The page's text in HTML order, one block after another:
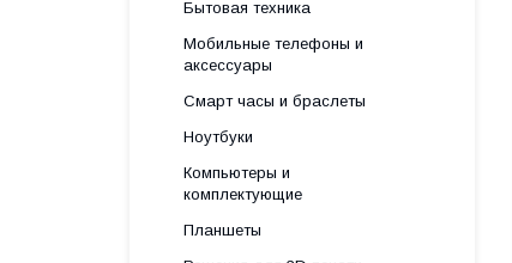
Бытовая техника
Мобильные телефоны и
аксессуары
Смарт часы и браслеты
Ноутбуки
Компьютеры и
комплектующие
Планшеты